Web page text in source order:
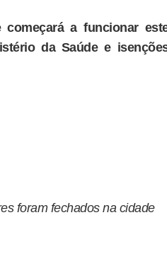
a funcionar
da Saúde e
foram fechados na cidade